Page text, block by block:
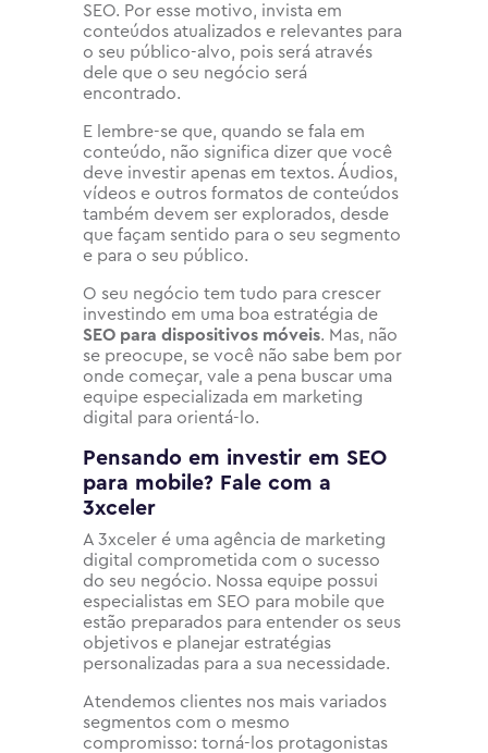
SEO. Por esse motivo, invista em
conteúdos atualizados e relevantes para
o seu público-alvo, pois será através
dele que o seu negócio será
encontrado.
E lembre-se que, quando se fala em
conteúdo, não significa dizer que você
deve investir apenas em textos. Áudios,
vídeos e outros formatos de conteúdos
também devem ser explorados, desde
que façam sentido para o seu segmento
e para o seu público.
O seu negócio tem tudo para crescer
investindo em uma boa estratégia de
SEO para dispositivos móveis. Mas, não
se preocupe, se você não sabe bem por
onde começar, vale a pena buscar uma
equipe especializada em marketing
digital para orientá-lo.
Pensando em investir em SEO
para mobile? Fale com a
3xceler
A 3xceler é uma agência de marketing
digital comprometida com o sucesso
do seu negócio. Nossa equipe possui
especialistas em SEO para mobile que
estão preparados para entender os seus
objetivos e planejar estratégias
personalizadas para a sua necessidade.
Atendemos clientes nos mais variados
segmentos com o mesmo
compromisso: torná-los protagonistas